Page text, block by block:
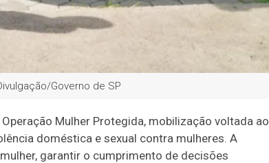
Governo de SP
Mulher Protegida, mobilização voltada ao
doméstica e sexual contra mulheres. A
garantir o cumprimento de decisões